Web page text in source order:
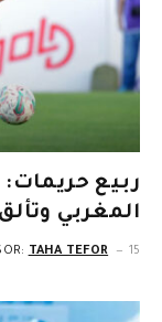
ربيع حريمات:
المغربي
TAHA TEFOR 15 سبتمبر، 2025